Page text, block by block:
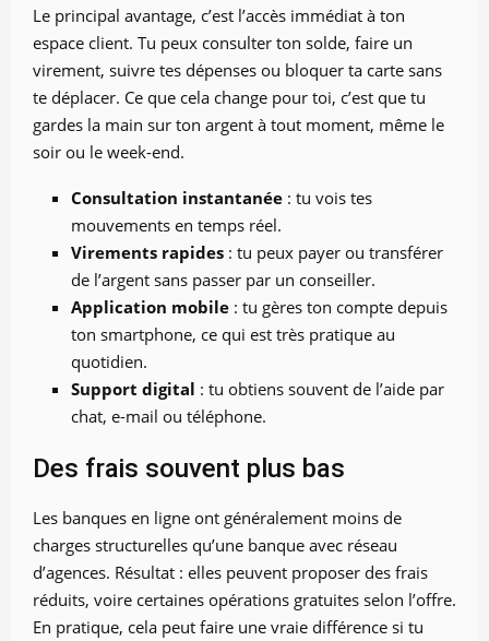
Le principal avantage, c’est l’accès immédiat à ton
espace client. Tu peux consulter ton solde, faire un
virement, suivre tes dépenses ou bloquer ta carte sans
te déplacer. Ce que cela change pour toi, c’est que tu
gardes la main sur ton argent à tout moment, même le
soir ou le week-end.
Consultation instantanée : tu vois tes
mouvements en temps réel.
Virements rapides : tu peux payer ou transférer
de l’argent sans passer par un conseiller.
Application mobile : tu gères ton compte depuis
ton smartphone, ce qui est très pratique au
quotidien.
Support digital : tu obtiens souvent de l’aide par
chat, e-mail ou téléphone.
Des frais souvent plus bas
Les banques en ligne ont généralement moins de
charges structurelles qu’une banque avec réseau
d’agences. Résultat : elles peuvent proposer des frais
réduits, voire certaines opérations gratuites selon l’offre.
En pratique, cela peut faire une vraie différence si tu